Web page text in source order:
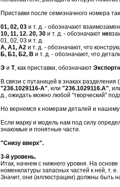
Приставки после семизначного номера
01, 02, 03 и т. д. - обозначают
10, 11, 12. 20, 30 и т. д. - обозначают не
01, 02, 03 и т. д.
А, А1, А2 и т. д. - обозначают, что
Б, Б1, Б2, В и т. д. - обозначают, что
Э и Т, как приставки, обозначают
В связи с путаницей в знаках
"236.1029116-А", или "236.1029116.А",
д., ожидать можно любой "творческий"
Но вернемся к номерам деталей и нашему
Если марку и модель нам под силу
знакомые и понятные части.
"Снизу вверх".
3-й уровень.
Итак, начнем с нижнего уровня. На основе
номенклатуры запасных частей к ней, т.
Значит, они (иллюстрации) должны быть